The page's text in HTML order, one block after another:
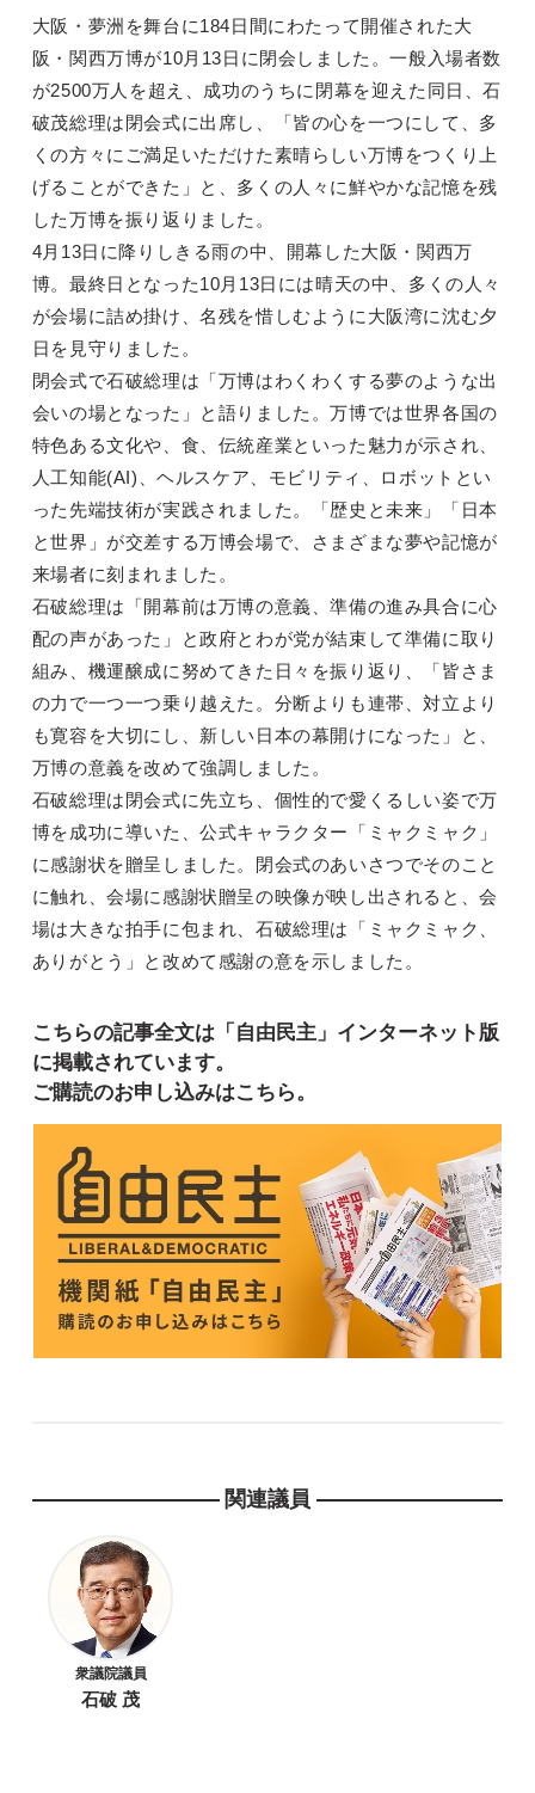
大阪・夢洲を舞台に184日間にわたって開催された大
阪・関西万博が10月13日に閉会しました。一般入場者数
が2500万人を超え、成功のうちに閉幕を迎えた同日、石
破茂総理は閉会式に出席し、「皆の心を一つにして、多
くの方々にご満足いただけた素晴らしい万博をつくり上
げることができた」と、多くの人々に鮮やかな記憶を残
した万博を振り返りました。
4月13日に降りしきる雨の中、開幕した大阪・関西万
博。最終日となった10月13日には晴天の中、多くの人々
が会場に詰め掛け、名残を惜しむように大阪湾に沈む夕
日を見守りました。
閉会式で石破総理は「万博はわくわくする夢のような出
会いの場となった」と語りました。万博では世界各国の
特色ある文化や、食、伝統産業といった魅力が示され、
人工知能(AI)、ヘルスケア、モビリティ、ロボットとい
った先端技術が実践されました。「歴史と未来」「日本
と世界」が交差する万博会場で、さまざまな夢や記憶が
来場者に刻まれました。
石破総理は「開幕前は万博の意義、準備の進み具合に心
配の声があった」と政府とわが党が結束して準備に取り
組み、機運醸成に努めてきた日々を振り返り、「皆さま
の力で一つ一つ乗り越えた。分断よりも連帯、対立より
も寛容を大切にし、新しい日本の幕開けになった」と、
万博の意義を改めて強調しました。
石破総理は閉会式に先立ち、個性的で愛くるしい姿で万
博を成功に導いた、公式キャラクター「ミャクミャク」
に感謝状を贈呈しました。閉会式のあいさつでそのこと
に触れ、会場に感謝状贈呈の映像が映し出されると、会
場は大きな拍手に包まれ、石破総理は「ミャクミャク、
ありがとう」と改めて感謝の意を示しました。
こちらの記事全文は「自由民主」インターネット版
に掲載されています。
ご購読のお申し込みはこちら。
関連議員
衆議院議員
石破 茂